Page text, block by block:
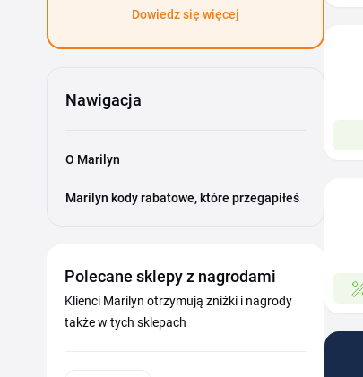
Dowiedz się więcej
Nawigacja
O Marilyn
Marilyn kody rabatowe, które przegapiłeś
Polecane sklepy z nagrodami
Klienci Marilyn otrzymują zniżki i nagrody
także w tych sklepach